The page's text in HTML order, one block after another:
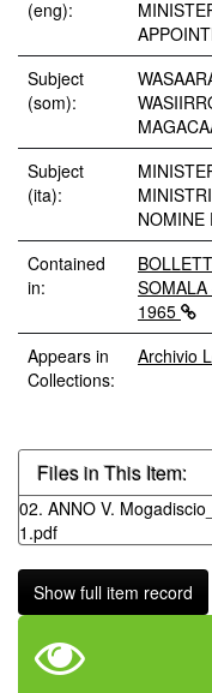
(eng):
Subject
(som):
Subject
(ita):
MINISTRI
NOMINE
Contained
in:
1965
Appears in
Collections:
Archivio
Files in This Item:
02. ANNO V.
1.pdf
Show full item record